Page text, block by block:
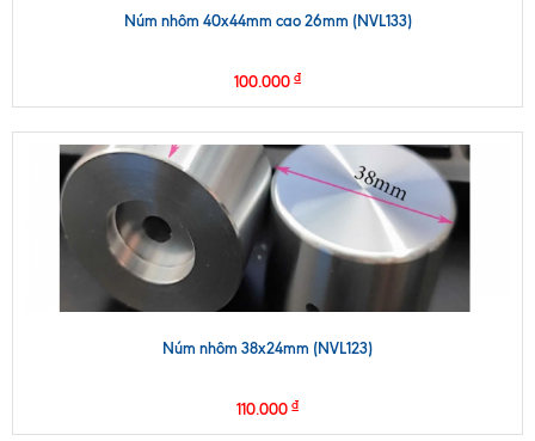
Núm nhôm 40x44mm cao 26mm (NVL133)
100.000 ₫
Núm nhôm 38x24mm (NVL123)
110.000 ₫